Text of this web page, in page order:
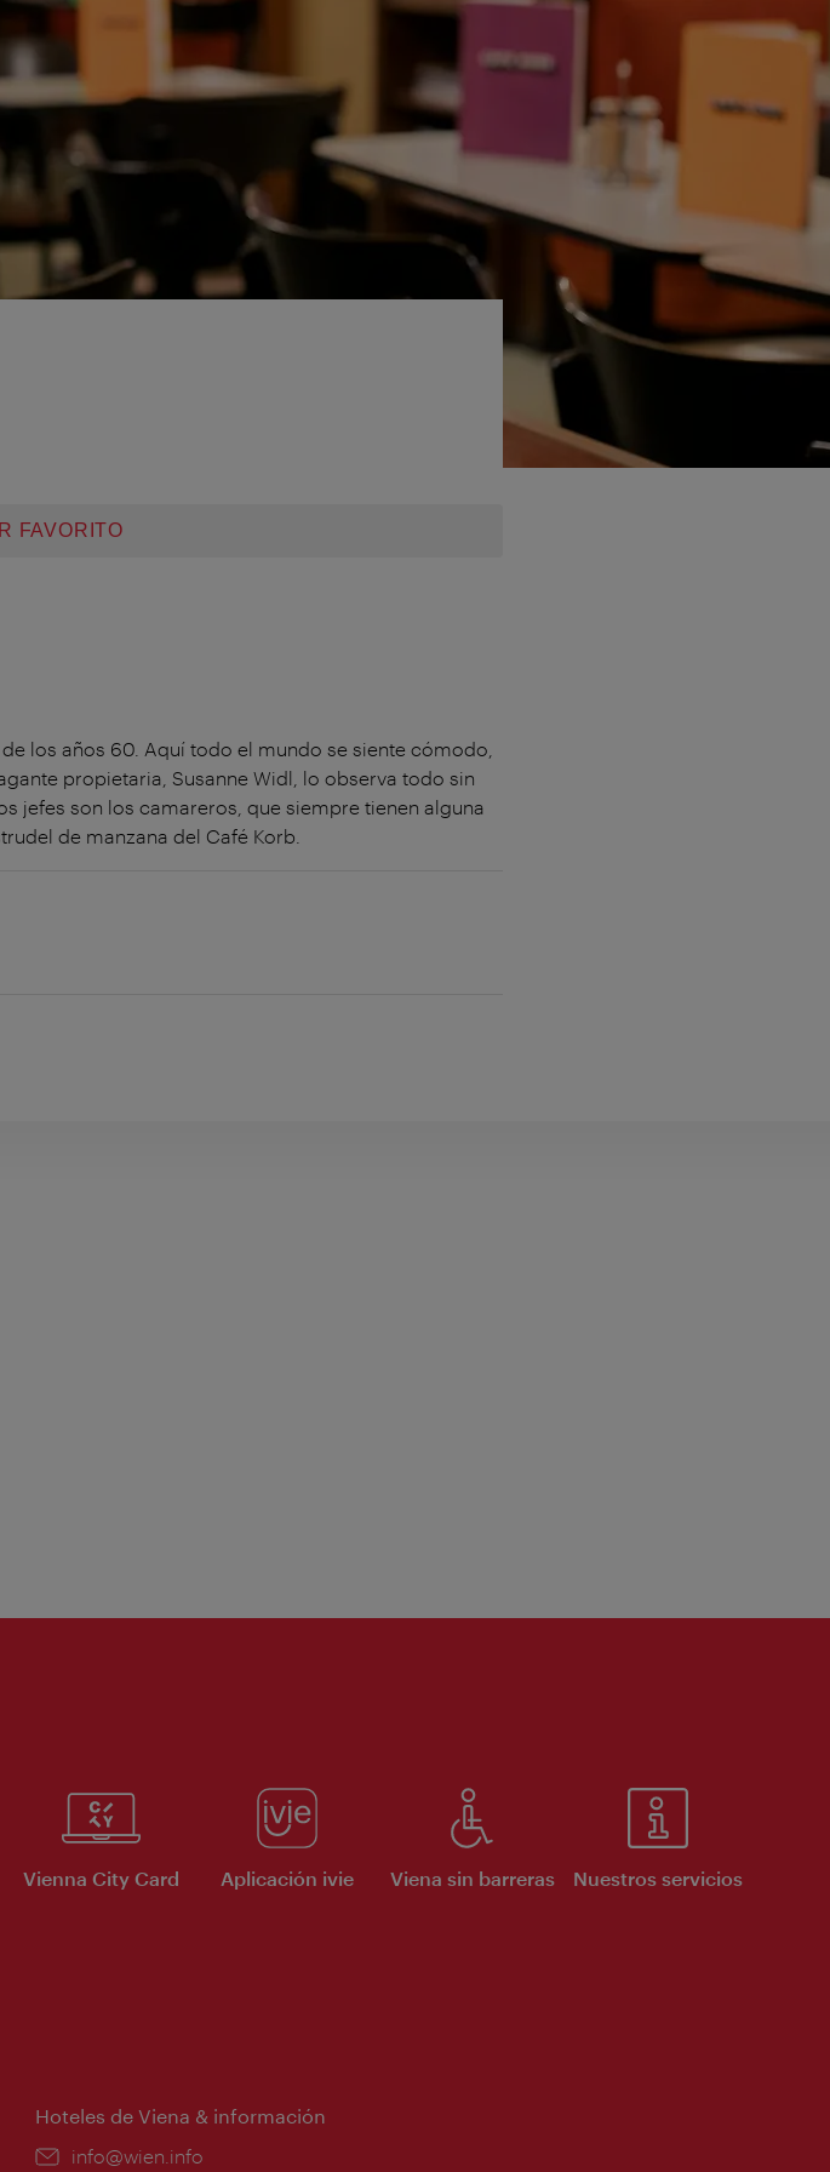
FAVORITO
los años 60. Aquí todo el mundo se siente cómodo,
propietaria, Susanne Widl, lo observa todo sin
jefes son los camareros, que siempre tienen alguna
de manzana del Café Korb.
Vienna City Card Aplicación ivie Viena sin barreras Nuestros servicios
Hoteles de Viena & información
e-
info@wien.info